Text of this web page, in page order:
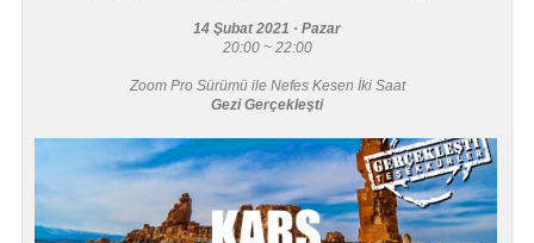
14 Şubat 2021 · Pazar
20:00 ~ 22:00
Zoom Pro Sürümü ile Nefes Kesen İki Saat
Gezi Gerçekleşti